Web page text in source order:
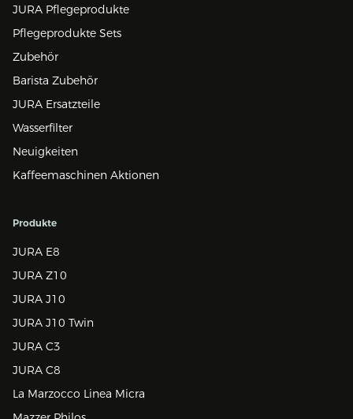
JURA Pflegeprodukte
Pflegeprodukte Sets
Zubehör
Barista Zubehör
JURA Ersatzteile
Wasserfilter
Neuigkeiten
Kaffeemaschinen Aktionen
Produkte
JURA E8
JURA Z10
JURA J10
JURA J10 Twin
JURA C3
JURA C8
La Marzocco Linea Micra